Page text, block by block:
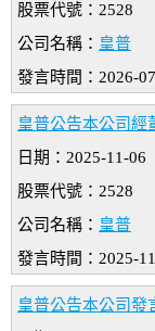
股票代號：2528
公司名稱： 皇普
發言時間：2026-
皇普公告本公司經
日期：2025-11-06
股票代號：2528
公司名稱： 皇普
發言時間：2025-
皇普公告本公司發